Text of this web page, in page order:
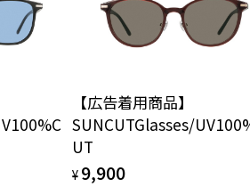
レンズ機能、レンズカラーは付きませ
の際は、レンズ選択画面で度数入力後、
を再度お選びください。
ト
【広告着用商品】
SUNCUTGlasses/
UT
¥ 9,900